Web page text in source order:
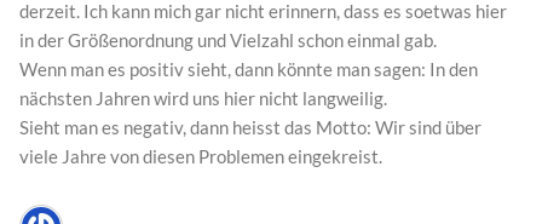
derzeit. Ich kann mich gar nicht erinnern, dass es soetwas hier
in der Größenordnung und Vielzahl schon einmal gab.
Wenn man es positiv sieht, dann könnte man sagen: In den
nächsten Jahren wird uns hier nicht langweilig.
Sieht man es negativ, dann heisst das Motto: Wir sind über
viele Jahre von diesen Problemen eingekreist.